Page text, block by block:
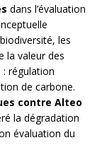
dans l’évaluation
les
la valeur des
régulation
de carbone.
contre Alteo
la dégradation
évaluation du